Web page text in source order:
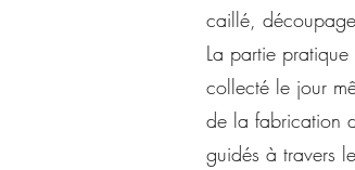
caillé,
La partie
collecté le jour
de la fabrication
guidés à travers